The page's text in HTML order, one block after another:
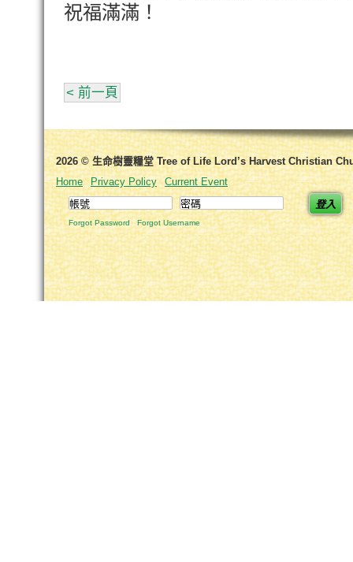
祝福滿滿！
< 前一頁
2026 © 生命樹靈糧堂 Tree of Life Lord’s Harvest Christian
Home
Privacy Policy
Current Event
登入
Forgot Password Forgot Username